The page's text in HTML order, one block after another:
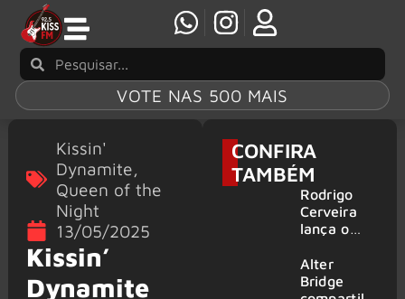
VOTE NAS 500 MAIS
Kissin'
Dynamite,
Queen of the
Night
13/05/2025
Kissin’
Dynamite
CONFIRA
TAMBÉM
Rodrigo
Cerveira
lança o
Searcher”
Alter
Bridge